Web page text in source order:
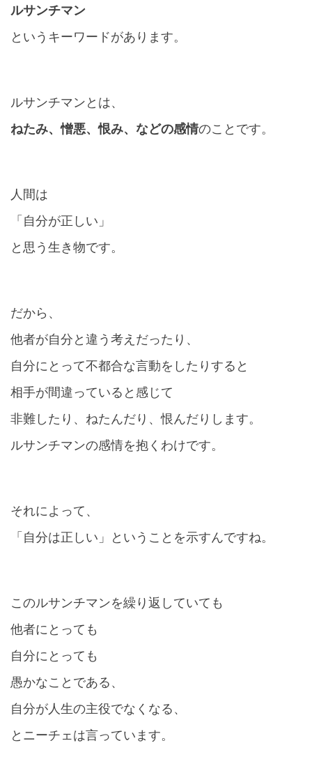
ルサンチマン
というキーワードがあります。
ルサンチマンとは、
ねたみ、憎悪、恨み、などの感情のことです。
人間は
「自分が正しい」
と思う生き物です。
だから、
他者が自分と違う考えだったり、
自分にとって不都合な言動をしたりすると
相手が間違っていると感じて
非難したり、ねたんだり、恨んだりします。
ルサンチマンの感情を抱くわけです。
それによって、
「自分は正しい」ということを示すんですね。
このルサンチマンを繰り返していても
他者にとっても
自分にとっても
愚かなことである、
自分が人生の主役でなくなる、
とニーチェは言っています。